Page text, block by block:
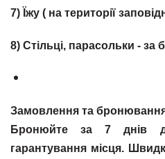
7) Їжу ( на території
8) Стільці, парасольки - за
Замовлення та
Бронюйте за 7 днів
гарантування місця.